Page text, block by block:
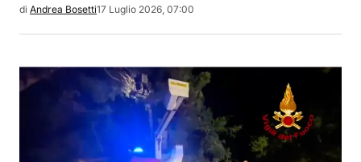
di Andrea Bosetti17 Luglio 2026, 07:00